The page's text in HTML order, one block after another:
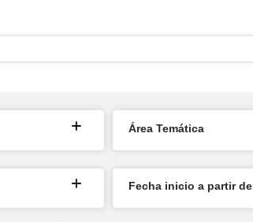
Área Temática
Fecha inicio a partir de